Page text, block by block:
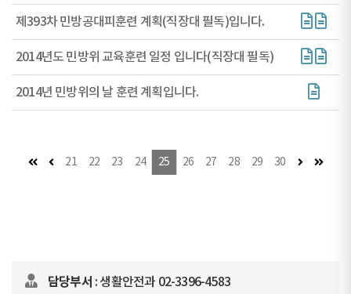
제393차 민방공대피훈련 계획(직장대 필독)입니다.
2014년도 민방위 교육훈련 일정 입니다(직장대 필독)
2014년 민방위의 날 훈련 계획입니다.
첫 페이지
이전 페이지
21 22 23 24 25 26 27 28 29 30 다음 페이지
마지
담당부서 : 생활안전과 02-3396-4583